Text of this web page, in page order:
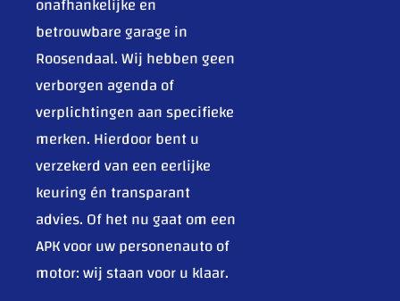
betrouwbare garage in
Roosendaal. Wij hebben geen
verborgen agenda of
verplichtingen aan specifieke
merken. Hierdoor bent u
verzekerd van een eerlijke
keuring én transparant
advies. Of het nu gaat om een
APK voor uw personenauto of
motor: wij staan voor u klaar.